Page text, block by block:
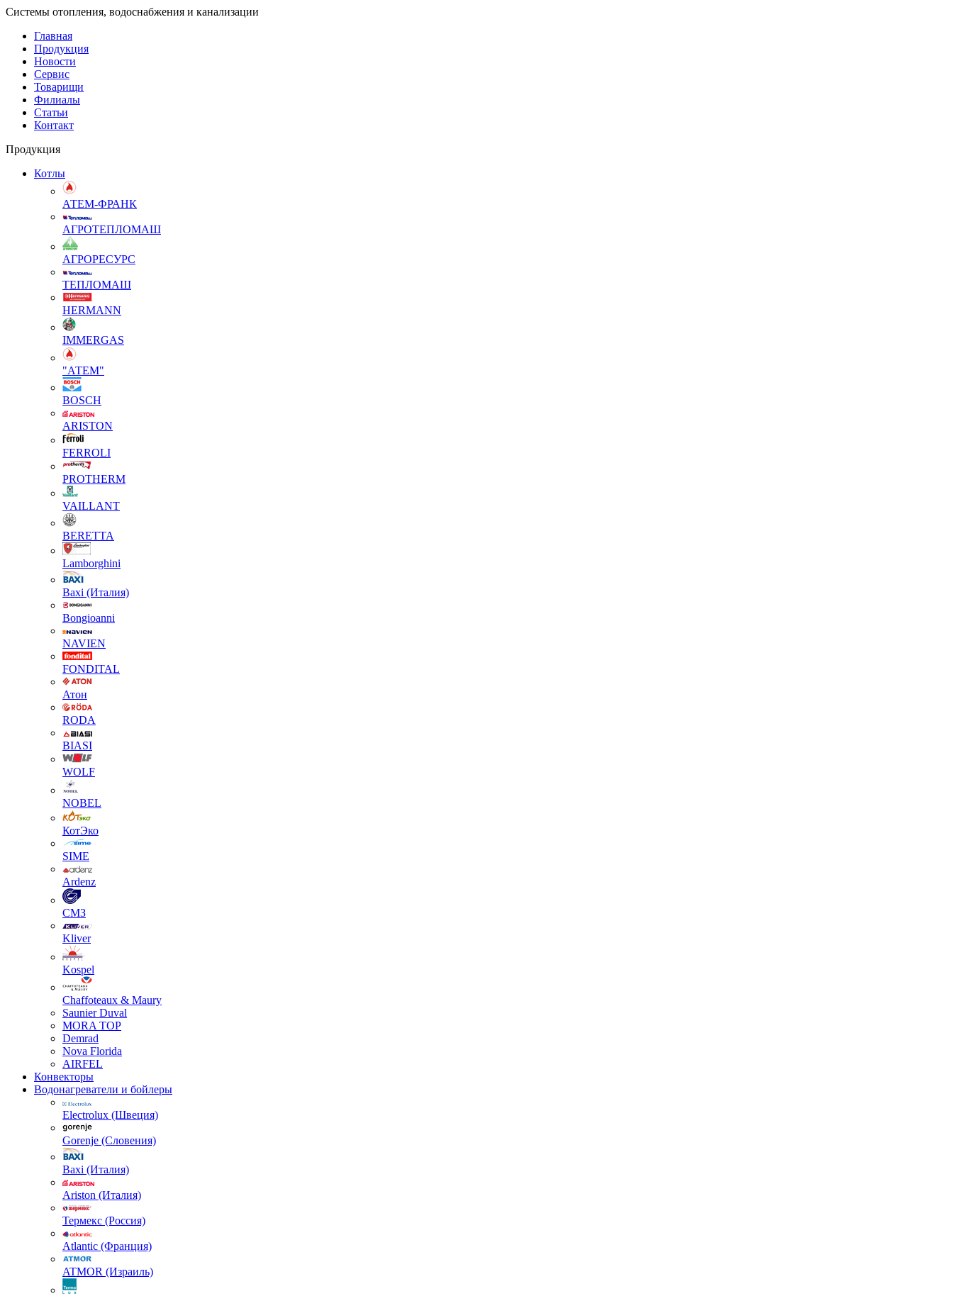
Системы отопления, водоснабжения и канализации
Главная
Продукция
Новости
Сервис
Товарищи
Филиалы
Статьи
Контакт
Продукция
Котлы
АТЕМ-ФРАНК
АГРОТЕПЛОМАШ
АГРОРЕСУРС
ТЕПЛОМАШ
HERMANN
IMMERGAS
"АТЕМ"
BOSCH
ARISTON
FERROLI
PROTHERM
VAILLANT
BERETTA
Lamborghini
Baxi (Италия)
Вongioanni
NAVIEN
FONDITAL
Атон
RODA
BIASI
WOLF
NOBEL
КотЭко
SIME
Ardenz
СМЗ
Kliver
Kospel
Chaffoteaux & Maury
Saunier Duval
MORA TOP
Demrad
Nova Florida
AIRFEL
Конвекторы
Водонагреватели и бойлеры
Electrolux (Швеция)
Gorenje (Словения)
Baxi (Италия)
Ariston (Италия)
Термекс (Россия)
Atlantic (Франция)
ATMOR (Израиль)